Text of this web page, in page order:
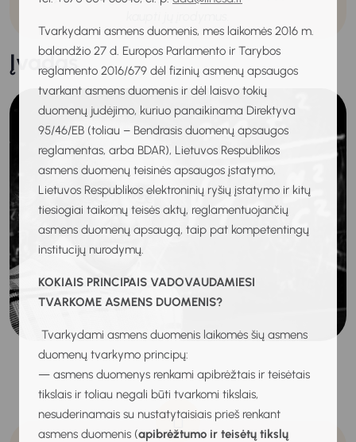
Tvarkydami asmens duomenis, mes laikomės 2016 m.
balandžio 27 d. Europos Parlamento ir Tarybos
reglamento 2016/679 dėl fizinių asmenų apsaugos
tvarkant asmens duomenis ir dėl laisvo tokių
duomenų judėjimo, kuriuo panaikinama Direktyva
95/46/EB (toliau – Bendrasis duomenų apsaugos
reglamentas, arba BDAR), Lietuvos Respublikos
asmens duomenų teisinės apsaugos įstatymo,
Lietuvos Respublikos elektroninių ryšių įstatymo ir kitų
tiesiogiai taikomų teisės aktų, reglamentuojančių
asmens duomenų apsaugą, taip pat kompetentingų
institucijų nurodymų.
KOKIAIS PRINCIPAIS VADOVAUDAMIESI
TVARKOME ASMENS DUOMENIS?
Tvarkydami asmens duomenis laikomės šių asmens
duomenų tvarkymo principų:
— asmens duomenys renkami apibrėžtais ir teisėtais
tikslais ir toliau negali būti tvarkomi tikslais,
nesuderinamais su nustatytaisiais prieš renkant
asmens duomenis (apibrėžtumo ir teisėtų tikslų
Įvadas